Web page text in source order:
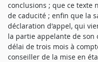
conclusions ; que ce texte
de caducité ; enfin que la
déclaration d'appel, qui
la partie appelante de
délai de trois mois à
conseiller de la mise en